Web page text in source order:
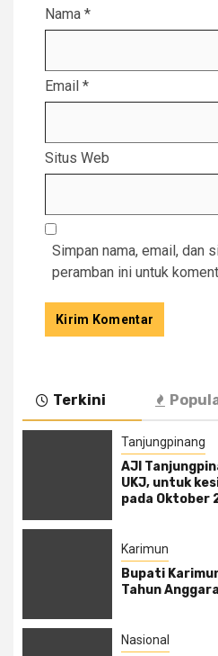
Nama *
Email *
Situs Web
Simpan nama, email, dan
peramban ini untuk
Terkini
Tanjungpinang
AJI
UKJ, untuk
pada Oktober
Karimun
Bupati
Tahun
Nasional